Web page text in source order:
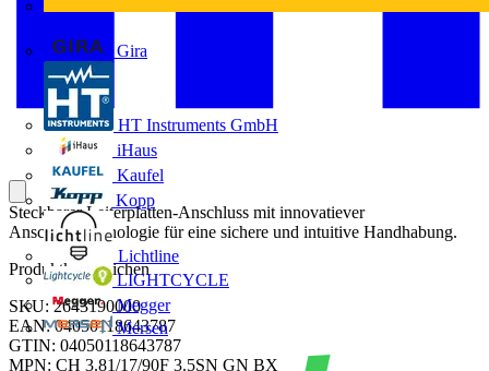
Gira
HT Instruments GmbH
iHaus
Kaufel
Kopp
Lichtline
LIGHTCYCLE
Megger
Mersen
Steckbarer Leiterplatten-Anschluss mit innovatiever
Anschlusstechnologie für eine sichere und intuitive Handhabung.
Produktkennzeichen
SKU: 2643190000
EAN: 04050118643787
GTIN: 04050118643787
MPN: CH 3.81/17/90F 3.5SN GN BX